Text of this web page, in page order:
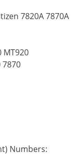
7820A 7870A
MT920
Numbers: